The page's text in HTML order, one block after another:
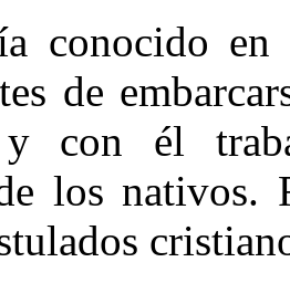
conocido en
de
y con él
los nativos.